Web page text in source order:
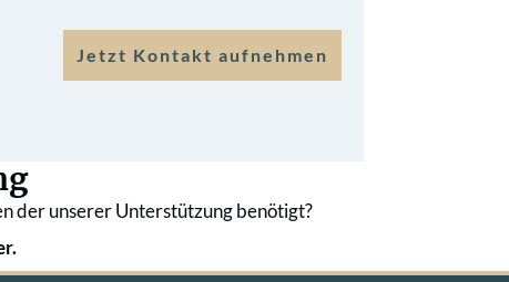
Jetzt Kontakt aufnehmen
der unserer Unterstützung benötigt?